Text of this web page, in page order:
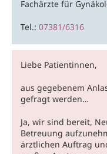
Fachärzte für
Tel.: 07381/6316
Liebe Patientinnen,
aus gegebenem
gefragt werden…
Ja, wir sind bereit,
Betreuung
ärztlichen Auftrag